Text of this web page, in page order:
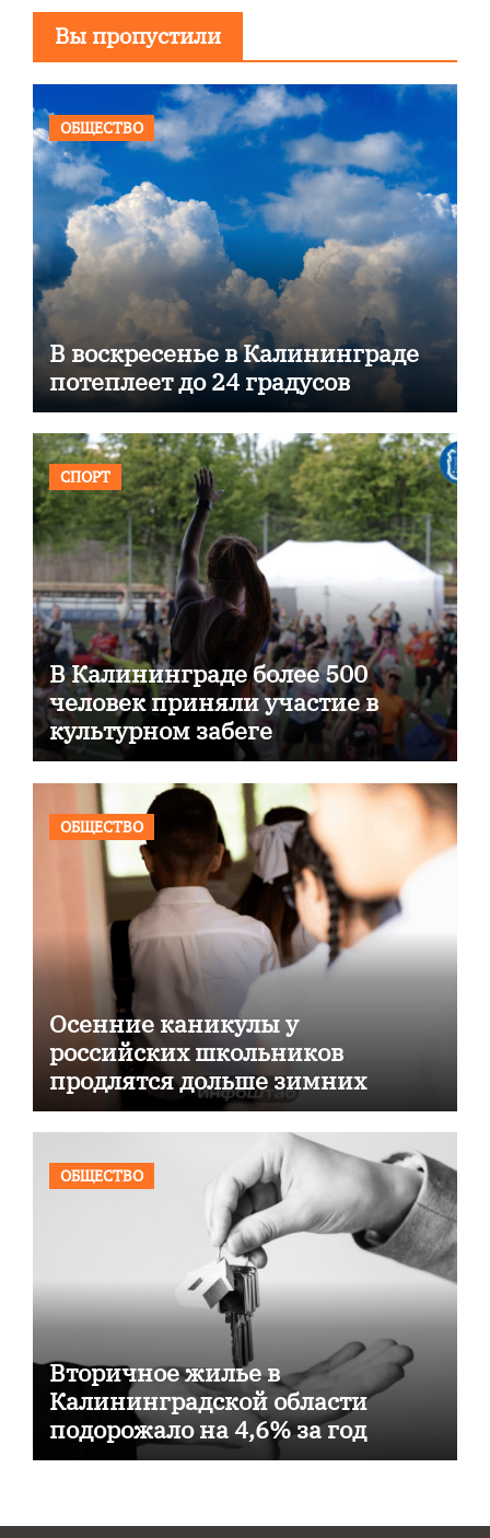
Вы пропустили
ОБЩЕСТВО
В воскресенье в Калининграде
потеплеет до 24 градусов
СПОРТ
В Калининграде более 500
человек приняли участие в
культурном забеге
ОБЩЕСТВО
Осенние каникулы у
российских школьников
продлятся дольше зимних
ОБЩЕСТВО
Вторичное жилье в
Калининградской области
подорожало на 4,6% за год